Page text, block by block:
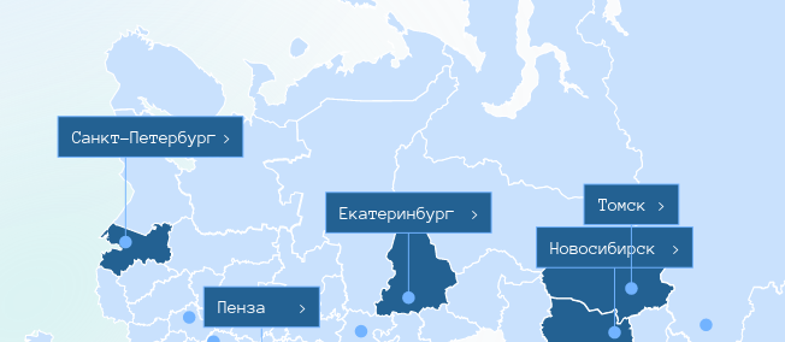
Санкт-Петербург >
Пенза >
Екатеринбург
>
Новосибирск
>
Томск >